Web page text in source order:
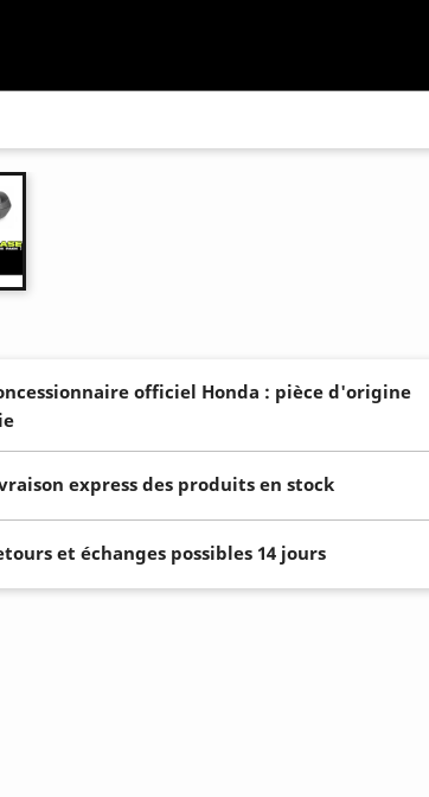
officiel Honda : pièce d'origine
express des produits en stock
et échanges possibles 14 jours